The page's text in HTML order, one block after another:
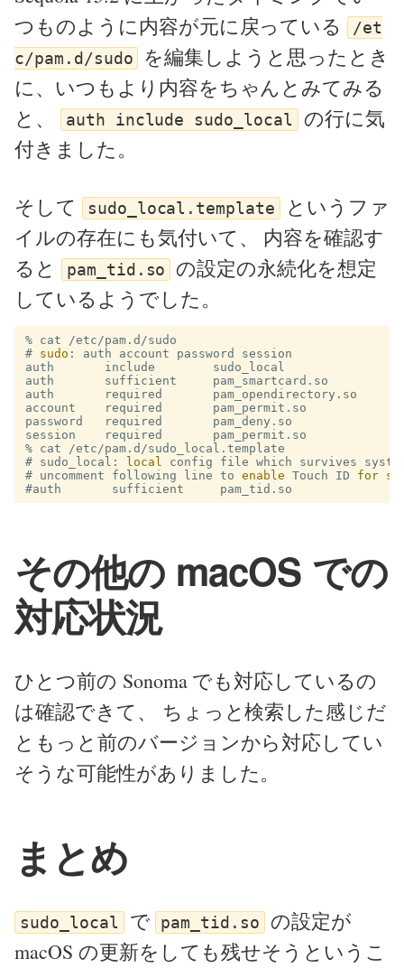
つものように内容が元に戻っている /et
c/pam.d/sudo
を編集しようと思ったとき
に、いつもより内容をちゃんとみてみる
と、
auth include sudo_local の行に気
付きました。
そして sudo_local.template
というファ
イルの存在にも気付いて、 内容を確認す
ると
pam_tid.so
の設定の永続化を想定
しているようでした。
# sudo
auth       include        sudo_local
auth       sufficient     pam_smartcard.so
auth       required       pam_opendirectory.so
account    required       pam_permit.so
password   required       pam_deny.so
session    required       pam_permit.so
# sudo_local: local config file which survives
# uncomment following line to enable Touch ID for
#
その他の macOS での
対応状況
ひとつ前の Sonoma でも対応しているの
は確認できて、 ちょっと検索した感じだ
ともっと前のバージョンから対応してい
そうな可能性がありました。
まとめ
sudo_local で pam_tid.so
の設定が
macOS の更新をしても残せそうというこ